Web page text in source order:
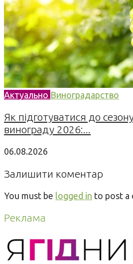
Актуально Виноградарство
Як підготуватися до
винограду 2026:...
06.08.2026
Залишити коментар
You must be logged in to post a
Реклама